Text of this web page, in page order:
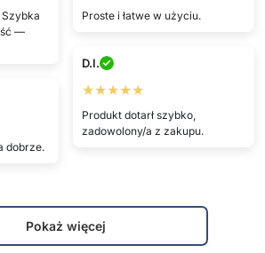
Szybka
—
Proste i łatwe w użyciu.
D.I.
★★★★★
Produkt dotarł szybko,
zadowolony/a z zakupu.
dobrze.
Pokaż więcej